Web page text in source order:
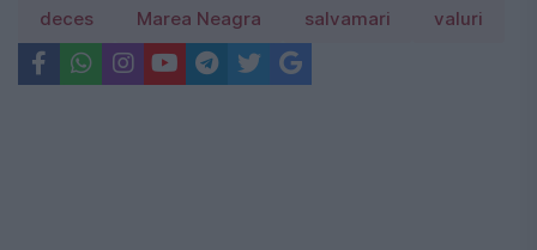
deces Marea Neagra salvamari valuri